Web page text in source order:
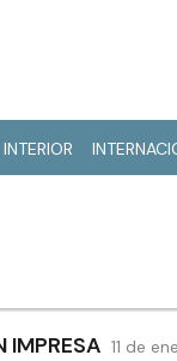
INTERIOR
IMPRESA 11 de